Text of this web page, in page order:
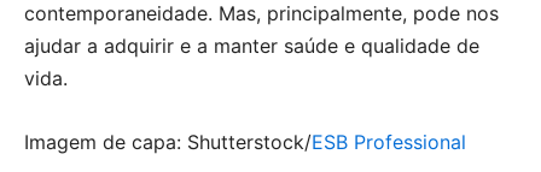
contemporaneidade. Mas, principalmente, pode nos
ajudar a adquirir e a manter saúde e qualidade de
vida.
Imagem de capa: Shutterstock/ESB Professional